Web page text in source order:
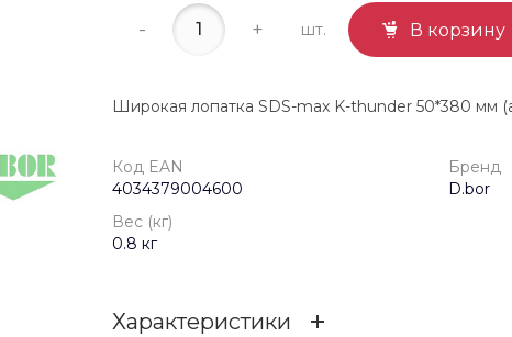
- + шт. В корзину
Широкая лопатка SDS-max K-thunder 50*380 мм
Код EAN
4034379004600
Бренд
D.bor
Вес (кг)
0.8 кг
Характеристики